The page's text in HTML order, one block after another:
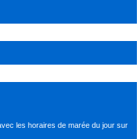
les horaires de marée du joursur